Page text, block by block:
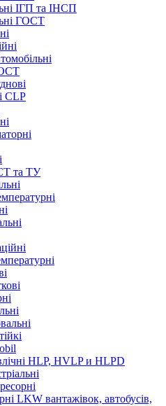
ІГП та ІНСП
ГОСТ
CLP
та ТУ
HLP, HVLP и HLPD
LKW вантажівок, автобусів,